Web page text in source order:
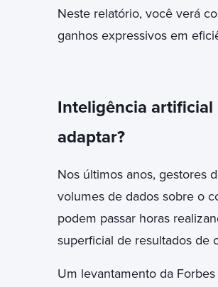
Neste relatório, você verá
ganhos expressivos em
Inteligência artificial
adaptar?
Nos últimos anos, gestores
volumes de dados sobre o
podem passar horas
superficial de resultados de
Um levantamento da